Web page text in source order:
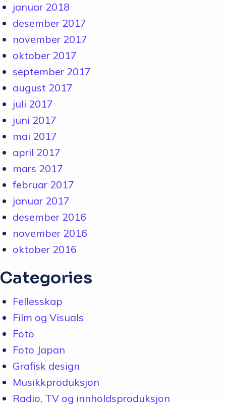
januar 2018
desember 2017
november 2017
oktober 2017
september 2017
august 2017
juli 2017
juni 2017
mai 2017
april 2017
mars 2017
februar 2017
januar 2017
desember 2016
november 2016
oktober 2016
Categories
Fellesskap
Film og Visuals
Foto
Foto Japan
Grafisk design
Musikkproduksjon
Radio, TV og innholdsproduksjon